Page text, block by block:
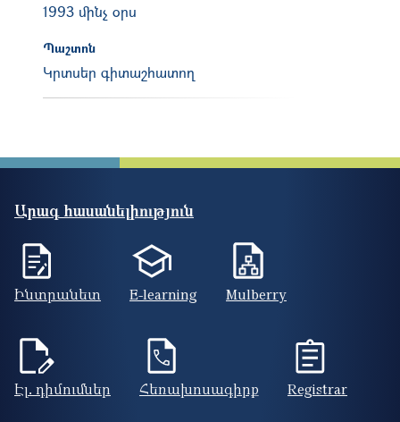
1993 մինչ օրս
Պաշտոն
Կրտսեր գիտաշհատող
Արագ հասանելիություն
Ինտրանետ E-learning Mulberry
Էլ. դիմումներ Հեռախոսագիրք Registrar